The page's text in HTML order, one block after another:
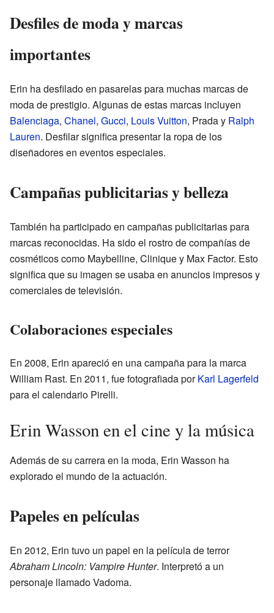
Desfiles de moda y marcas
importantes
Erin ha desfilado en pasarelas para muchas marcas de
moda de prestigio. Algunas de estas marcas incluyen
Balenciaga, Chanel, Gucci, Louis Vuitton, Prada y Ralph
Lauren. Desfilar significa presentar la ropa de los
diseñadores en eventos especiales.
Campañas publicitarias y belleza
También ha participado en campañas publicitarias para
marcas reconocidas. Ha sido el rostro de compañías de
cosméticos como Maybelline, Clinique y Max Factor. Esto
significa que su imagen se usaba en anuncios impresos y
comerciales de televisión.
Colaboraciones especiales
En 2008, Erin apareció en una campaña para la marca
William Rast. En 2011, fue fotografiada porKarl Lagerfeld
para el calendario Pirelli.
Erin Wasson en el cine y la música
Además de su carrera en la moda, Erin Wasson ha
explorado el mundo de la actuación.
Papeles en películas
En 2012, Erin tuvo un papel en la película de terror
Abraham Lincoln: Vampire Hunter. Interpretó a un
personaje llamado Vadoma.